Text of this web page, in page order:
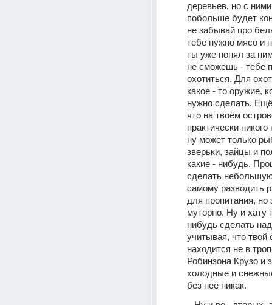
деревьев, но с
побольше будет
не забывай про
тебе нужно мясо и
ты уже понял за
не сможешь - тебе
охотиться. Для
какое - то оружие,
нужно сделать.
что на твоём
практически
ну может только
зверьки, зайцы и
какие - нибудь.
сделать
самому разводить
для пропитания, но
муторно. Ну и хату
нибудь сделать
учитывая, что твой
находится не в
Робинзона Крузо и
холодные и
без неё никак.